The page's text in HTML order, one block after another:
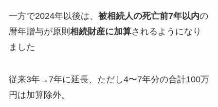
一方で2024年以後は、 被相続人の死亡前7年以内の
暦年贈与が原則 相続財産に加算されるようになり
ました
従来3年→7年に延長、ただし4〜7年分の合計100万
円は加算除外。